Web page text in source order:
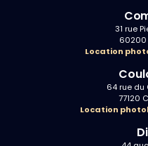
31 rue
60200
Location
64 rue du
77120
Location